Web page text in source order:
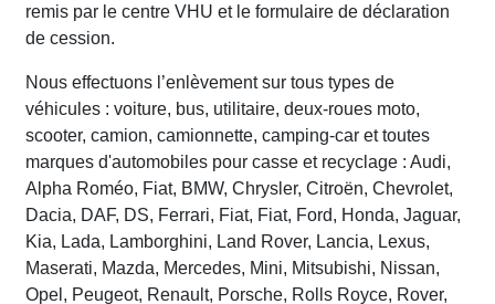
remis par le centre VHU et le formulaire de déclaration
de cession.
Nous effectuons l’enlèvement sur tous types de
véhicules : voiture, bus, utilitaire, deux-roues moto,
scooter, camion, camionnette, camping-car et toutes
marques d'automobiles pour casse et recyclage : Audi,
Alpha Roméo, Fiat, BMW, Chrysler, Citroën, Chevrolet,
Dacia, DAF, DS, Ferrari, Fiat, Fiat, Ford, Honda, Jaguar,
Kia, Lada, Lamborghini, Land Rover, Lancia, Lexus,
Maserati, Mazda, Mercedes, Mini, Mitsubishi, Nissan,
Opel, Peugeot, Renault, Porsche, Rolls Royce, Rover,